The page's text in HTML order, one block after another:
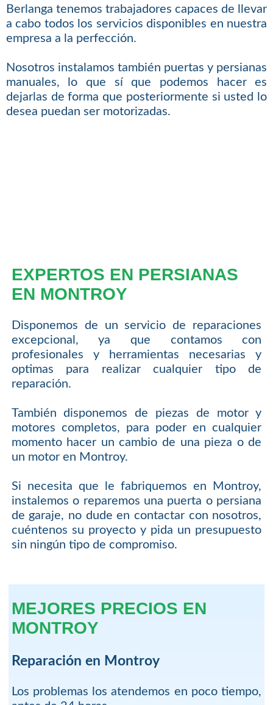
Berlanga tenemos trabajadores capaces de llevar
a cabo todos los servicios disponibles en nuestra
empresa a la perfección.
Nosotros instalamos también puertas y persianas
manuales, lo que sí que podemos hacer es
dejarlas de forma que posteriormente si usted lo
desea puedan ser motorizadas.
EXPERTOS EN PERSIANAS
EN MONTROY
Disponemos de un servicio de reparaciones
excepcional, ya que contamos con
profesionales y herramientas necesarias y
optimas para realizar cualquier tipo de
reparación.
También disponemos de piezas de motor y
motores completos, para poder en cualquier
momento hacer un cambio de una pieza o de
un motor en Montroy.
Si necesita que le fabriquemos en Montroy,
instalemos o reparemos una puerta o persiana
de garaje, no dude en contactar con nosotros,
cuéntenos su proyecto y pida un presupuesto
sin ningún tipo de compromiso.
MEJORES PRECIOS EN
MONTROY
Reparación en Montroy
Los problemas los atendemos en poco tiempo,